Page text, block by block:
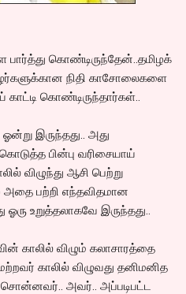
பார்த்து கொண்டிருந்தேன்..தமிழக்
நிதி காசோலைகளை
கொண்டிருந்தார்கள்..
இருந்தது.. அது
பின்பு வரிசையாய்
விழுந்து ஆசி பெற்று
பற்றி எந்தவிதமான
உறுத்தலாகவே இருந்தது..
காலில் விழும் கலாசாரத்தை
காலில் விழுவது தனிமனித
அவர்.. அப்படிபட்ட